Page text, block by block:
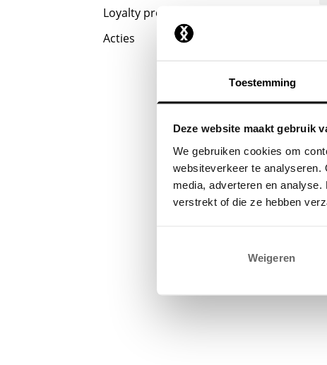
Toestemming
Deze website maakt gebruik
We gebruiken cookies om
websiteverkeer te analyseren.
media, adverteren en
verstrekt of die ze hebben
Weigeren
Loyalty program
Acties